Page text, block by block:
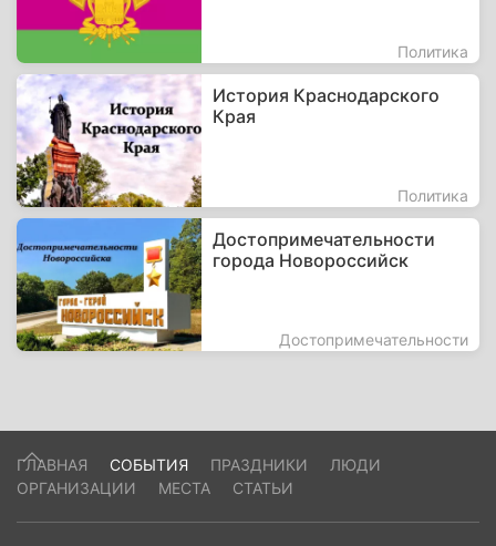
Политика
История Краснодарского
Края
Политика
Достопримечательности
города Новороссийск
Достопримечательности
ГЛАВНАЯ СОБЫТИЯ ПРАЗДНИКИ
ЛЮДИ
ОРГАНИЗАЦИИ
МЕСТА СТАТЬИ